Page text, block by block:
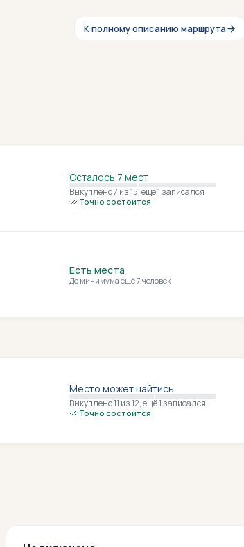
К полному описанию маршрута
Осталось 7 мест
Выкуплено 7 из 15,ещё 1 записался
Точно состоится
Есть места
До минимума ещё 7 человек
Место может найтись
Выкуплено 11 из 12,ещё 1 записался
Точно состоится